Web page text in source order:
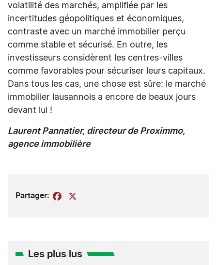
volatilité des marchés, amplifiée par les
incertitudes géopolitiques et économiques,
contraste avec un marché immobilier perçu
comme stable et sécurisé. En outre, les
investisseurs considèrent les centres-villes
comme favorables pour sécuriser leurs capitaux.
Dans tous les cas, une chose est sûre: le marché
immobilier lausannois a encore de beaux jours
devant lui !
Laurent Pannatier, directeur de Proximmo,
agence immobilière
Partager: Facebook
Les plus lus